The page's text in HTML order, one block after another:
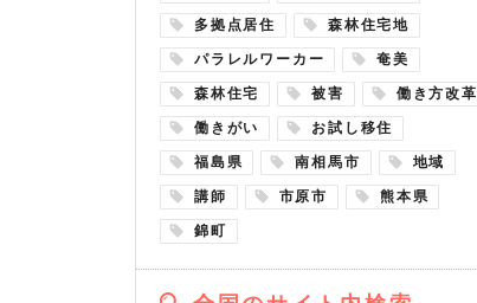
多拠点居住 森林住宅地
パラレルワーカー 奄美
森林住宅 被害 働き方改革
働きがい お試し移住
福島県 南相馬市 地域
講師 市原市 熊本県
錦町